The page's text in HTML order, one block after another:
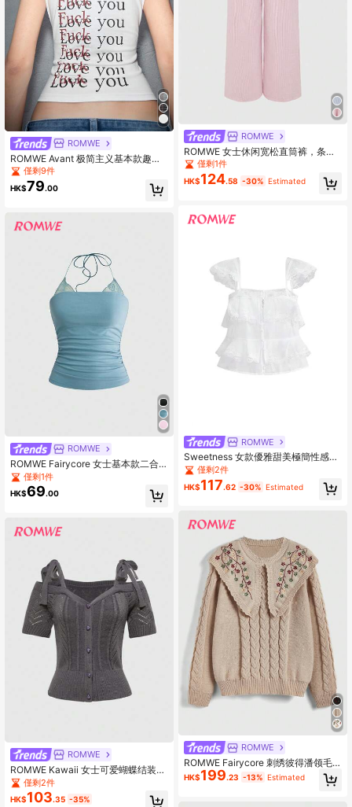
ROMWE
ROMWE Avant 极简主义基本款趣味
口号印花圆领修腰短袖 T 恤
僅剩9件
HK$79.00
ROMWE
ROMWE Fairycore 女士基本款二合
一蕾丝边吊带褶皱吊带衫
僅剩1件
HK$69.00
ROMWE
ROMWE Kawaii 女士可爱蝴蝶结装饰
露肩短款针织上衣，甜美风格
僅剩2件
HK$103.35 -35%
ROMWE
ROMWE 女士休闲宽松直筒裤，条纹
系腰亚麻长裤，适合居家、日常穿着
和上学
僅剩1件
HK$124.58 -30% Estimated
ROMWE
Sweetness 女款優雅甜美極簡性感珍
珠雪紡蕾絲上衣
僅剩2件
HK$117.62 -30% Estimated
ROMWE
ROMWE Fairycore 刺绣彼得潘领毛
衣，长袖上衣
HK$199.23 -13% Estimated